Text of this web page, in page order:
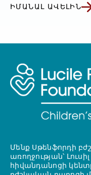
ԻՄԱՆԱԼ ԱՎԵԼԻՆ
Մենք Սթենֆորդի
առողջության՝
հիվանդանոցի